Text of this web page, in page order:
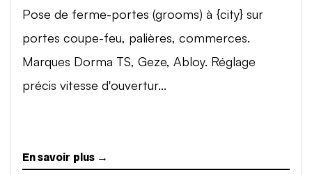
Pose de ferme-portes (grooms) à {city} sur
portes coupe-feu, palières, commerces.
Marques Dorma TS, Geze, Abloy. Réglage
précis vitesse d'ouvertur...
En savoir plus →